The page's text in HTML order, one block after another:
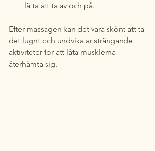
lätta att ta av och på.
Efter massagen kan det vara skönt att ta
det lugnt och undvika ansträngande
aktiviteter för att låta musklerna
återhämta sig.